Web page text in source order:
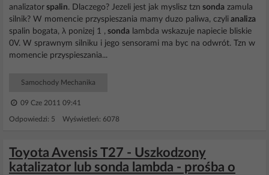
analizator spalin. Dlaczego? Jezeli jest jak myslisz tzn sonda zamula
silnik? W momencie przyspieszania mamy duzo paliwa, czyli analiza
spalin bogata, λ ponizej 1 , sonda lambda wskazuje napiecie bliskie
0V. W sprawnym silniku i jego sensorami ma byc na odwrót. Tzn w
momencie przyspieszania...
Samochody Mechanika
09 Cze 2011 09:41
Odpowiedzi: 5 Wyświetleń: 6078
Toyota Avensis T27 - Uszkodzony
katalizator lub sonda lambda - prośba o